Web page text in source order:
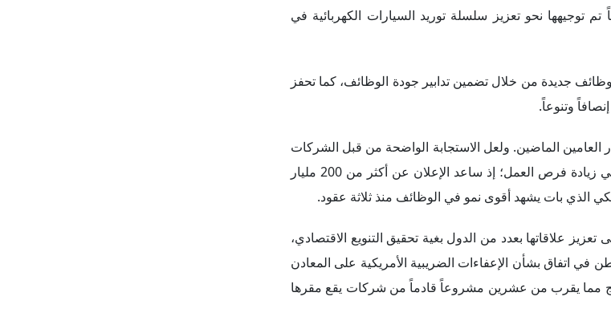
تم توجيهها نحو تعزيز سلسلة توريد السيارات الكهربائية في
وظائف جديدة من خلال تضمين تدابير جودة الوظائف، كما تحفز
وتنوعاً.
العامين الماضين. ولعل الاستجابة الواضحة من قبل الشركات
المختلفة لإجراءات بايدن الداعمة لاستراتيجيته الصناعية، قد ساهمت على نحو كبير في زيادة فرص العمل؛ إذ ساعد الإعلان عن أكثر من 200 مليار
الذي بات يشهد أقوى نمو في الوظائف منذ ثلاثة عقود.
تعزيز علاقاتها بعدد من الدول بغية تحقيق التنويع الاقتصادي،
في اتفاق بشأن الإعفاءات الضريبية الأمريكية على المعادن
تنتج مما يقرب من عشرين مشروعاً قادماً من شركات يقع مقرها